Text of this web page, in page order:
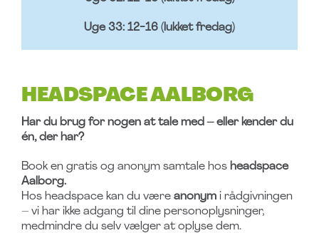
Uge 33: 12-16 (lukket fredag)
HEADSPACE AALBORG
Har du brug for nogen at tale med – eller kender du
én, der har?
Book en gratis og anonym samtale hos headspace
Aalborg.
Hos headspace kan du være anonymi rådgivningen
– vi har ikke adgang til dine personoplysninger,
medmindre du selv vælger at oplyse dem.